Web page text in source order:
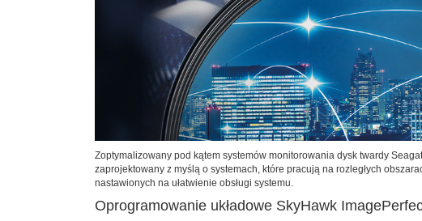
Zoptymalizowany pod kątem systemów monitorowania dysk twardy
zaprojektowany z myślą o systemach, które pracują na rozległych
nastawionych na ułatwienie obsługi systemu.
Oprogramowanie układowe SkyHawk